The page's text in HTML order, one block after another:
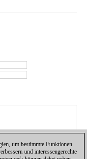
um bestimmte Funktionen
und interessengerechte